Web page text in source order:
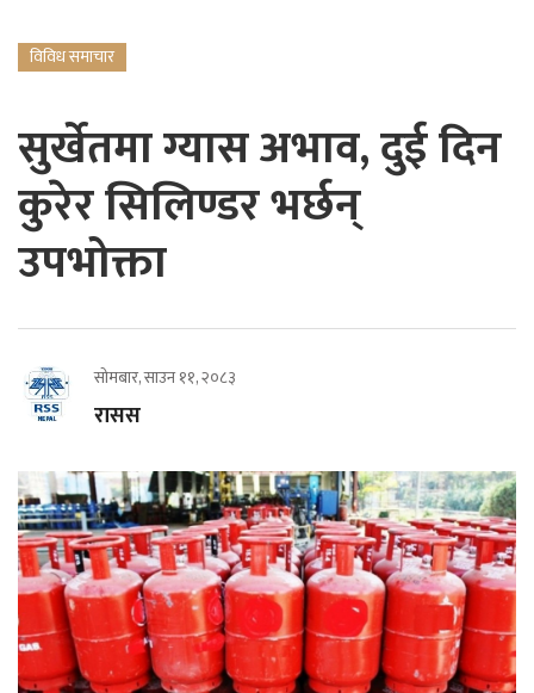
विविध समाचार
सुर्खेतमा ग्यास अभाव, दुई दिन
कुरेर सिलिण्डर भर्छन्
उपभोक्ता
सोमबार, साउन ११, २०८३
रासस